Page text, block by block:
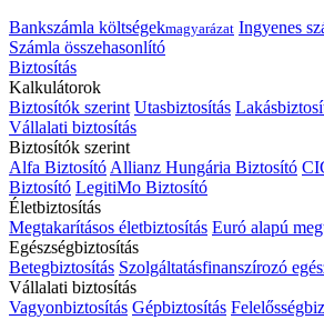
Bankszámla költségekmagyarázat Ingyenes
Számla összehasonlító
Biztosítás
Kalkulátorok
Biztosítók szerint Utasbiztosítás
Vállalati biztosítás
Biztosítók szerint
Alfa Biztosító Allianz Hungária Biztosító
Biztosító LegitiMo Biztosító
Életbiztosítás
Megtakarításos életbiztosítás Euró alapú
Egészségbiztosítás
Betegbiztosítás Szolgáltatásfinanszírozó
Vállalati biztosítás
Vagyonbiztosítás Gépbiztosítás